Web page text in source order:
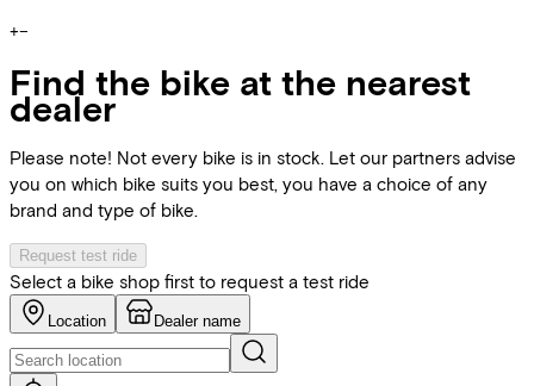
+−
Find the bike at the nearest
dealer
Please note! Not every bike is in stock. Let our partners advise
you on which bike suits you best, you have a choice of any
brand and type of bike.
Request test ride
Select a bike shop first to request a test ride
Location Dealer name